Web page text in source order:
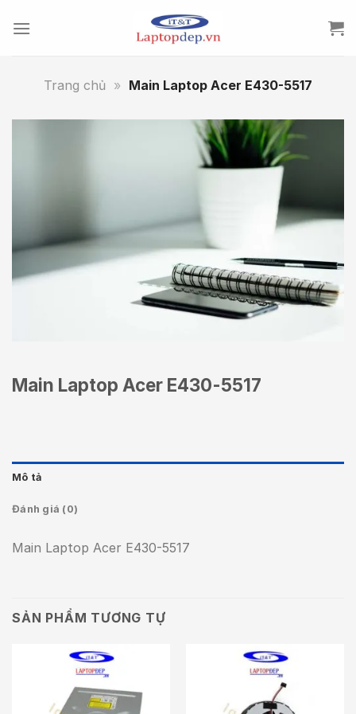
Trang chủ » Main Laptop Acer E430-5517
Main Laptop Acer E430-5517
Mô tả
Đánh giá (0)
Main Laptop Acer E430-5517
SẢN PHẨM TƯƠNG TỰ